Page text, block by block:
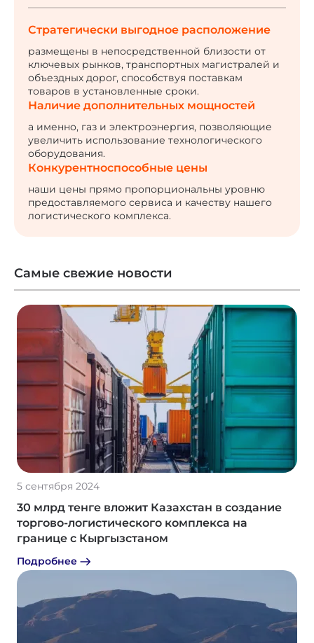
Стратегически выгодное расположение
размещены в непосредственной близости от
ключевых рынков, транспортных магистралей и
объездных дорог, способствуя поставкам
товаров в установленные сроки.
Наличие дополнительных мощностей
а именно, газ и электроэнергия, позволяющие
увеличить использование технологического
оборудования.
Конкурентноспособные цены
наши цены прямо пропорциональны уровню
предоставляемого сервиса и качеству нашего
логистического комплекса.
Самые свежие новости
5 сентября 2024
30 млрд тенге вложит Казахстан в создание
торгово-логистического комплекса на
границе с Кыргызстаном
Подробнее